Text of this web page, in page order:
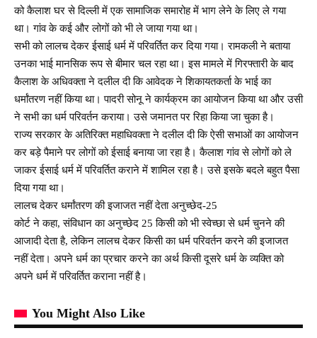
को कैलाश घर से दिल्ली में एक सामाजिक समारोह में भाग लेने के लिए ले गया
था। गांव के कई और लोगों को भी ले जाया गया था।
सभी को लालच देकर ईसाई धर्म में परिवर्तित कर दिया गया। रामकली ने बताया
उनका भाई मानसिक रूप से बीमार चल रहा था। इस मामले में गिरफ्तारी के बाद
कैलाश के अधिवक्ता ने दलील दी कि आवेदक ने शिकायतकर्ता के भाई का
धर्मांतरण नहीं किया था। पादरी सोनू ने कार्यक्रम का आयोजन किया था और उसी
ने सभी का धर्म परिवर्तन कराया। उसे जमानत पर रिहा किया जा चुका है।
राज्य सरकार के अतिरिक्त महाधिवक्ता ने दलील दी कि ऐसी सभाओं का आयोजन
कर बड़े पैमाने पर लोगों को ईसाई बनाया जा रहा है। कैलाश गांव से लोगों को ले
जाकर ईसाई धर्म में परिवर्तित कराने में शामिल रहा है। उसे इसके बदले बहुत पैसा
दिया गया था।
लालच देकर धर्मांतरण की इजाजत नहीं देता अनुच्छेद-25
कोर्ट ने कहा, संविधान का अनुच्छेद 25 किसी को भी स्वेच्छा से धर्म चुनने की
आजादी देता है, लेकिन लालच देकर किसी का धर्म परिवर्तन करने की इजाजत
नहीं देता। अपने धर्म का प्रचार करने का अर्थ किसी दूसरे धर्म के व्यक्ति को
अपने धर्म में परिवर्तित कराना नहीं है।
You Might Also Like